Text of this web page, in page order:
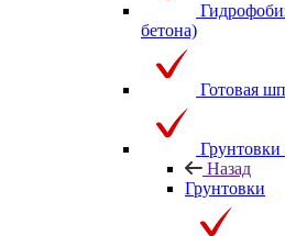
бетона)
Готовая
Грунтовки
Назад
Грунтовки